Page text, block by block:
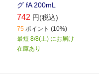
グ fA 200mL
742 円(税込)
75 ポイント (10%)
最短 8/8(土) にお届け
在庫あり